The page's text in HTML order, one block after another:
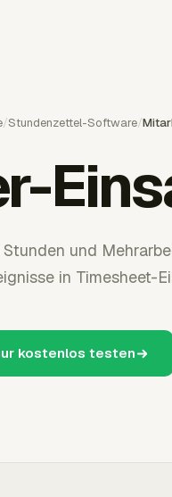
/Stundenzettel-Software/
und
in Timesheet-
kostenlos testen